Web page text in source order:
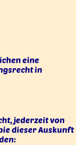
eine
in
jederzeit von
dieser Auskunft